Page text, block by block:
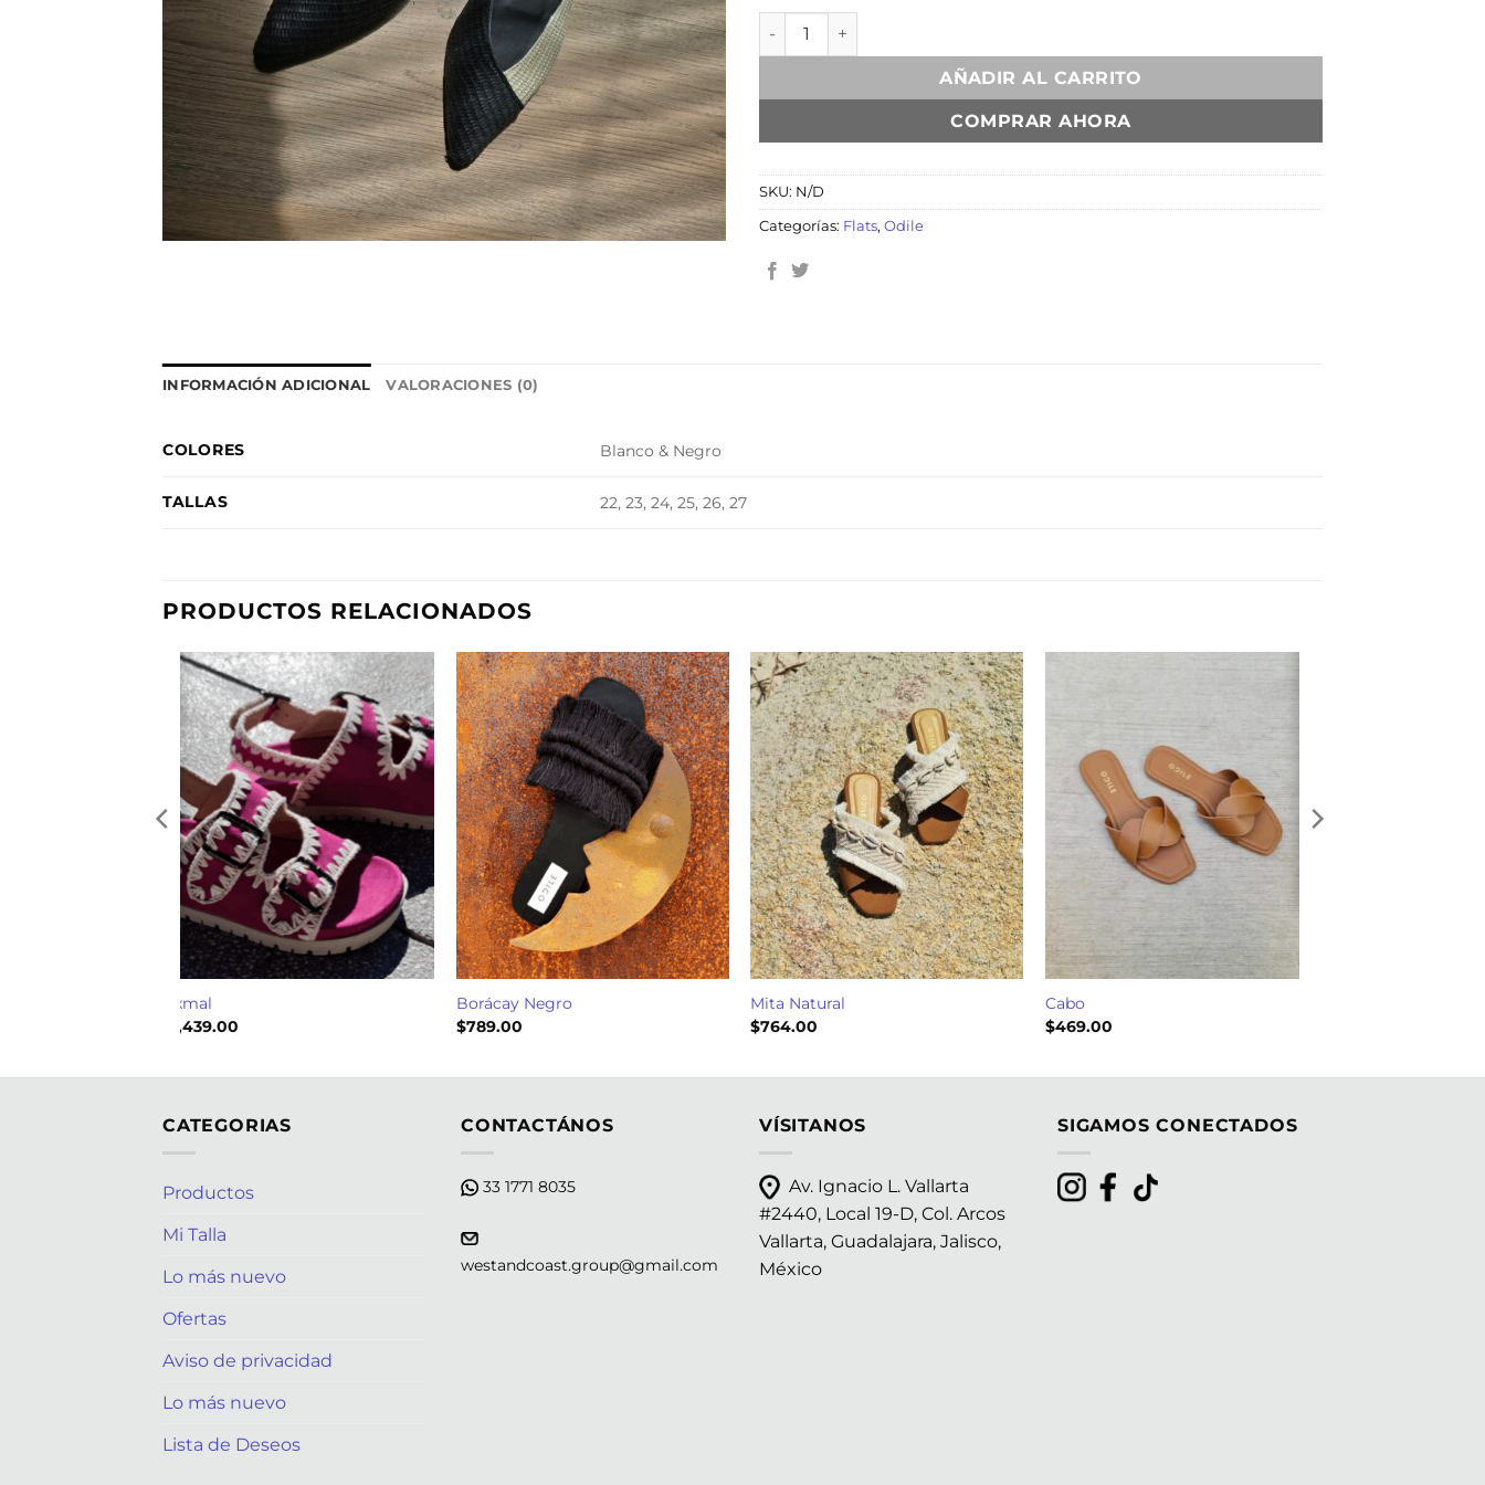
Tahiti cantidad
AÑADIR AL CARRITO
COMPRAR AHORA
SKU: N/D
Categorías: Flats, Odile
INFORMACIÓN ADICIONAL VALORACIONES (0)
COLORES Blanco & Negro
TALLAS 22, 23, 24, 25, 26, 27
PRODUCTOS RELACIONADOS
Uxmal
1,439.00
Borácay Negro
$789.00
Mita Natural
$764.00
Cabo
$469.00
CATEGORIAS
Productos
Mi Talla
Lo más nuevo
Ofertas
Aviso de privacidad
Lo más nuevo
Lista de Deseos
CONTACTÁNOS
33 1771 8035
westandcoast.group@gmail.com
VÍSITANOS
Av. Ignacio L. Vallarta
#2440, Local 19-D, Col. Arcos
Vallarta, Guadalajara, Jalisco,
México
SIGAMOS CONECTADOS